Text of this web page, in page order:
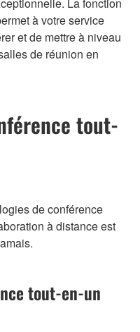
à votre service
et de mettre à niveau
de réunion en
tout-
de conférence
à distance est
tout-en-un